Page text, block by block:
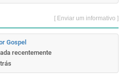
[ Enviar um informativo ]
Gospel
recentemente